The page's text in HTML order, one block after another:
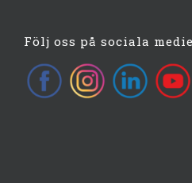
Följ oss på sociala